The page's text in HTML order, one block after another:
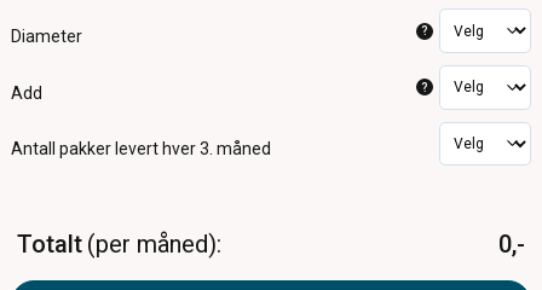
Diameter ?
Add ?
Antall pakker levert hver 3. måned
Totalt per måned 0,-